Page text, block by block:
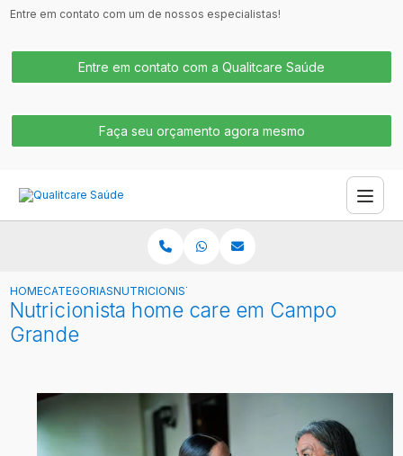
Entre em contato com um de nossos especialistas!
Entre em contato com a Qualitcare Saúde
Faça seu orçamento agora mesmo
HOMECATEGORIASNUTRICIONISTA HOME CARE EM CAMPO GRANDE
Nutricionista home care em Campo
Grande